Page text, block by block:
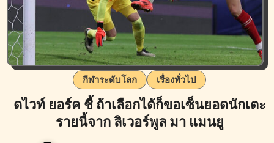
กีฬาระดับโลก เรื่องทั่วไป
ดไวท์ ยอร์ค ชี้ ถ้าเลือกได้ก็ขอเซ็นยอดนักเตะ
รายนี้จาก ลิเวอร์พูล มา แมนยู